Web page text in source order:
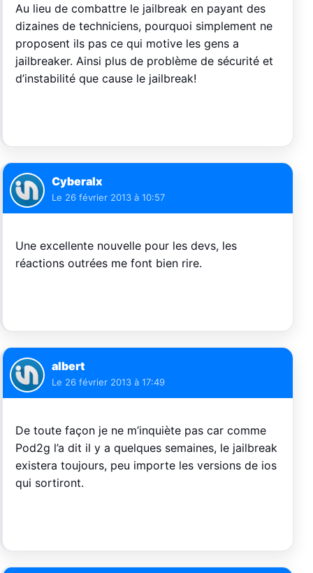
Au lieu de combattre le jailbreak en payant des
dizaines de techniciens, pourquoi simplement ne
proposent ils pas ce qui motive les gens a
jailbreaker. Ainsi plus de problème de sécurité et
d’instabilité que cause le jailbreak!
Cyberalx
Le 26 février 2013 à 10:57
Une excellente nouvelle pour les devs, les
réactions outrées me font bien rire.
albert
Le 26 février 2013 à 17:49
De toute façon je ne m’inquiète pas car comme
Pod2g l’a dit il y a quelques semaines, le jailbreak
existera toujours, peu importe les versions de ios
qui sortiront.